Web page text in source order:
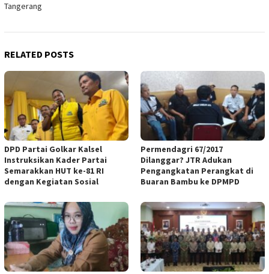
Tangerang
RELATED POSTS
DPD Partai Golkar Kalsel
Instruksikan Kader Partai
Semarakkan HUT ke-81 RI
dengan Kegiatan Sosial
Permendagri 67/2017
Dilanggar? JTR Adukan
Pengangkatan Perangkat di
Buaran Bambu ke DPMPD